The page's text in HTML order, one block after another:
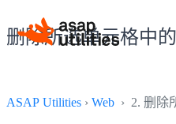
删除所选单元格中
ASAP Utilities › Web › 2. 删除